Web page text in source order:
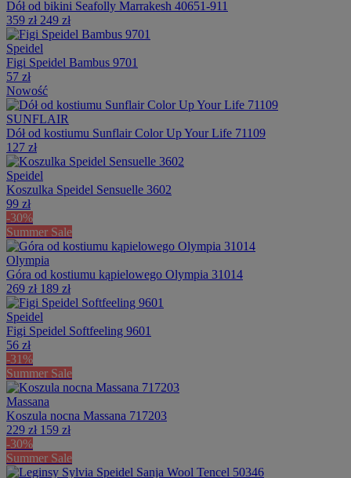
Dół od bikini Seafolly Marrakesh 40651-911
359 zł 249 zł
Speidel
Figi Speidel Bambus 9701
57 zł
Nowość
SUNFLAIR
Dół od kostiumu Sunflair Color Up Your Life 71109
127 zł
Speidel
Koszulka Speidel Sensuelle 3602
99 zł
-30%
Summer Sale
Olympia
Góra od kostiumu kąpielowego Olympia 31014
269 zł 189 zł
Speidel
Figi Speidel Softfeeling 9601
56 zł
-31%
Summer Sale
Massana
Koszula nocna Massana 717203
229 zł 159 zł
-30%
Summer Sale